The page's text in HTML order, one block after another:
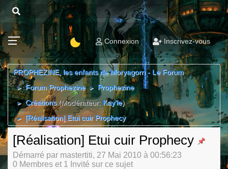
Connexion Inscrivez-vous
PROPHEZINE, les enfants de Moryagorn - Le Forum
► Forum Prophezine ► Prophezine
► Créations (Modérateur: Kay'le)
► [Réalisation] Etui cuir Prophecy
[Réalisation] Etui cuir Prophecy
Démarré par mastertiti, 27 Mai 2010 à 00:56:23
0 Membres et 1 Invité sur ce sujet